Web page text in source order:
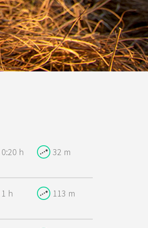
0:20 h 32 m
1 h 113 m